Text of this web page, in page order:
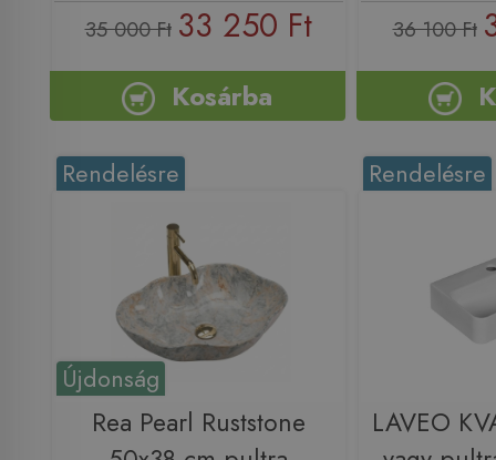
35 000 Ft 33 250 Ft
Kosárba
36 100 Ft
Újdonság
Rendelésre
Rea Pearl Ruststone
Rendelésre
LAVEO